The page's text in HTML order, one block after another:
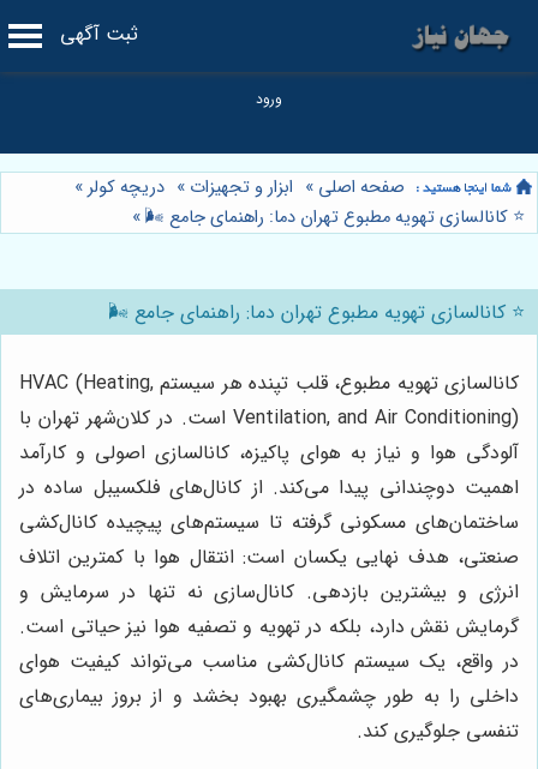
ثبت آگهی
صفحه اصلی » ابزار و تجهیزات » دریچه کولر»
⭐️ کانالسازی تهویه مطبوع تهران دما: راهنمای جامع 🌬️»
⭐️ کانالسازی تهویه مطبوع تهران دما: راهنمای جامع 🌬️
کانالسازی تهویه مطبوع، قلب تپنده هر سیستم HVAC (Heating,
Ventilation, and Air Conditioning) است. در کلان‌شهر تهران با
آلودگی هوا و نیاز به هوای پاکیزه، کانالسازی اصولی و کارآمد
اهمیت دوچندانی پیدا می‌کند. از کانال‌های فلکسیبل ساده در
ساختمان‌های مسکونی گرفته تا سیستم‌های پیچیده کانال‌کشی
صنعتی، هدف نهایی یکسان است: انتقال هوا با کمترین اتلاف
انرژی و بیشترین بازدهی. کانال‌سازی نه تنها در سرمایش و
گرمایش نقش دارد، بلکه در تهویه و تصفیه هوا نیز حیاتی است.
در واقع، یک سیستم کانال‌کشی مناسب می‌تواند کیفیت هوای
داخلی را به طور چشمگیری بهبود بخشد و از بروز بیماری‌های
تنفسی جلوگیری کند.